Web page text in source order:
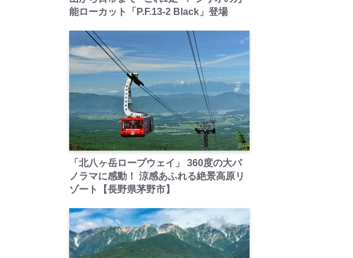
能ローカット「P.F.13-2 Black」登場
PR
「北八ヶ岳ロープウェイ」 360度の大パ
ノラマに感動！ 涼感あふれる絶景高原リ
ゾート【長野県茅野市】